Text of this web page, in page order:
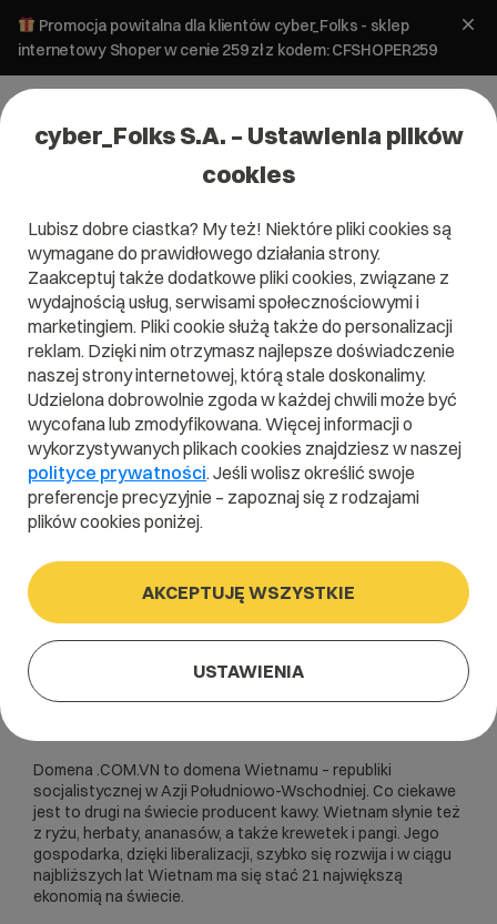
Promocja powitalna dla klientów cyber_Folks - sklep
internetowy Shoper w cenie 259 zł z kodem: CFSHOPER259
Domena .com.vn
Zarejestruj adres www z domeną Wietnamu
.com.vn
Szukaj
Domena .COM.VN to domena Wietnamu – republiki
socjalistycznej w Azji Południowo-Wschodniej. Co ciekawe
jest to drugi na świecie producent kawy. Wietnam słynie też
z ryżu, herbaty, ananasów, a także krewetek i pangi. Jego
gospodarka, dzięki liberalizacji, szybko się rozwija i w ciągu
najbliższych lat Wietnam ma się stać 21 największą
ekonomią na świecie.
cyber_Folks S.A. – Ustawienia plików
cookies
Lubisz dobre ciastka? My też! Niektóre pliki cookies są
wymagane do prawidłowego działania strony.
Zaakceptuj także dodatkowe pliki cookies, związane z
wydajnością usług, serwisami społecznościowymi i
marketingiem. Pliki cookie służą także do personalizacji
reklam. Dzięki nim otrzymasz najlepsze doświadczenie
naszej strony internetowej, którą stale doskonalimy.
Udzielona dobrowolnie zgoda w każdej chwili może być
wycofana lub zmodyfikowana. Więcej informacji o
wykorzystywanych plikach cookies znajdziesz w naszej
polityce prywatności. Jeśli wolisz określić swoje
preferencje precyzyjnie – zapoznaj się z rodzajami
plików cookies poniżej.
AKCEPTUJĘ WSZYSTKIE
USTAWIENIA